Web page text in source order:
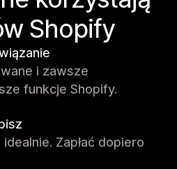
Shopify
i zawsze
funkcje Shopify.
Zapłać dopiero